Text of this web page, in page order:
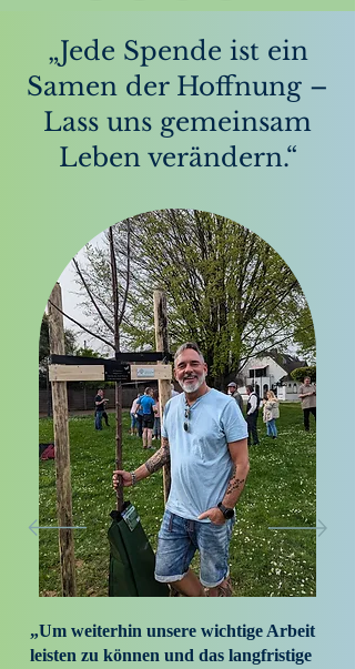
„Jede Spende ist ein
Samen der Hoffnung –
Lass uns gemeinsam
Leben verändern.“
„Um weiterhin unsere wichtige Arbeit
leisten zu können und das langfristige